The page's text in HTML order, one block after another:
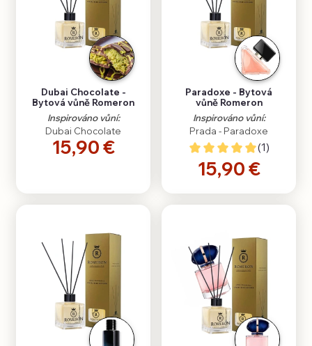
Dubai Chocolate -
Bytová vůně Romeron
Inspirováno vůní:
Dubai Chocolate
15,90 €
Paradoxe - Bytová
vůně Romeron
Inspirováno vůní:
Prada - Paradoxe
(1)
15,90 €